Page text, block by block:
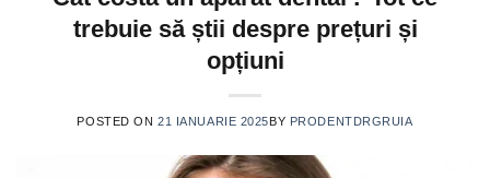
trebuie să știi despre prețuri și
opțiuni
POSTED ON21 IANUARIE 2025BY PRODENTDRGRUIA